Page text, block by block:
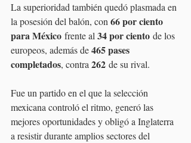
La superioridad también quedó plasmada en
la posesión del balón, con 66 por ciento
para México frente al 34 por ciento de los
europeos, además de 465 pases
completados, contra 262 de su rival.
Fue un partido en el que la selección
mexicana controló el ritmo, generó las
mejores oportunidades y obligó a Inglaterra
a resistir durante amplios sectores del